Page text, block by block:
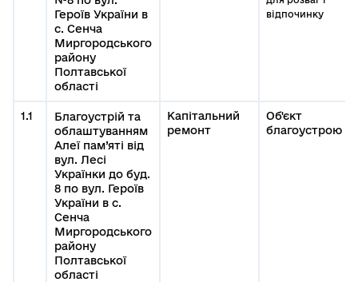
Героїв України в
с. Сенча
Миргородського
району
Полтавської
області
відпочинку
1.1
Благоустрій та
облаштуванням
Алеї пам’яті від
вул. Лесі
Українки до буд.
8 по вул. Героїв
України в с.
Сенча
Миргородського
району
Полтавської
області
Капітальний
ремонт
Об'єкт
благоустрою